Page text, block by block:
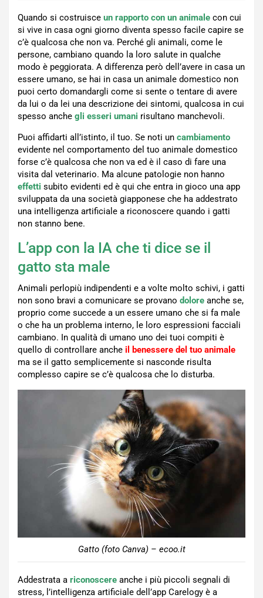
Quando si costruisce un rapporto con un animale con cui
si vive in casa ogni giorno diventa spesso facile capire se
c’è qualcosa che non va. Perché gli animali, come le
persone, cambiano quando la loro salute in qualche
modo è peggiorata. A differenza però dell’avere in casa un
essere umano, se hai in casa un animale domestico non
puoi certo domandargli come si sente o tentare di avere
da lui o da lei una descrizione dei sintomi, qualcosa in cui
spesso anche gli esseri umani risultano manchevoli.
Puoi affidarti all’istinto, il tuo. Se noti un cambiamento
evidente nel comportamento del tuo animale domestico
forse c’è qualcosa che non va ed è il caso di fare una
visita dal veterinario. Ma alcune patologie non hanno
effetti subito evidenti ed è qui che entra in gioco una app
sviluppata da una società giapponese che ha addestrato
una intelligenza artificiale a riconoscere quando i gatti
non stanno bene.
L’app con la IA che ti dice se il
gatto sta male
Animali perlopiù indipendenti e a volte molto schivi, i gatti
non sono bravi a comunicare se provano dolore anche se,
proprio come succede a un essere umano che si fa male
o che ha un problema interno, le loro espressioni facciali
cambiano. In qualità di umano uno dei tuoi compiti è
quello di controllare anche il benessere del tuo animale
ma se il gatto semplicemente si nasconde risulta
complesso capire se c’è qualcosa che lo disturba.
Gatto (foto Canva) – ecoo.it
Addestrata a riconoscere anche i più piccoli segnali di
stress, l’intelligenza artificiale dell’app Carelogy è a